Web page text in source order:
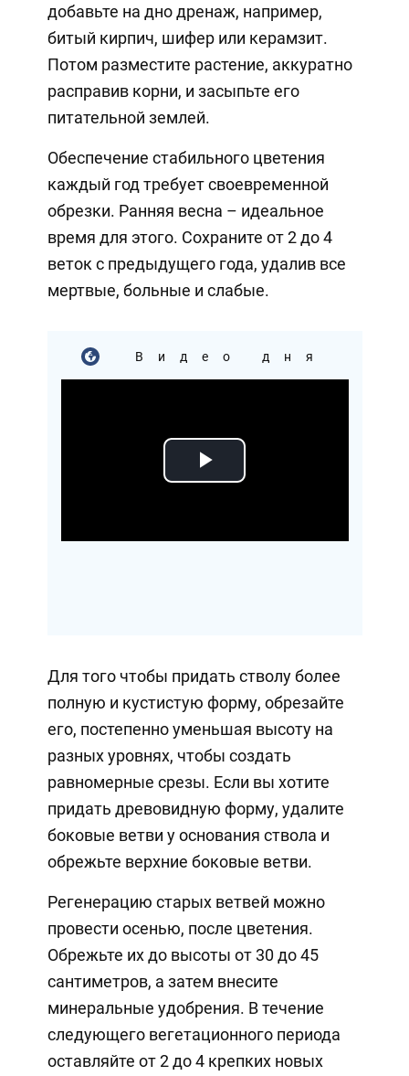
добавьте на дно дренаж, например,
битый кирпич, шифер или керамзит.
Потом разместите растение, аккуратно
расправив корни, и засыпьте его
питательной землей.
Обеспечение стабильного цветения
каждый год требует своевременной
обрезки. Ранняя весна – идеальное
время для этого. Сохраните от 2 до 4
веток с предыдущего года, удалив все
мертвые, больные и слабые.
Видео дня
Play
Для того чтобы придать стволу более
полную и кустистую форму, обрезайте
его, постепенно уменьшая высоту на
разных уровнях, чтобы создать
равномерные срезы. Если вы хотите
придать древовидную форму, удалите
боковые ветви у основания ствола и
обрежьте верхние боковые ветви.
Регенерацию старых ветвей можно
провести осенью, после цветения.
Обрежьте их до высоты от 30 до 45
сантиметров, а затем внесите
минеральные удобрения. В течение
следующего вегетационного периода
оставляйте от 2 до 4 крепких новых